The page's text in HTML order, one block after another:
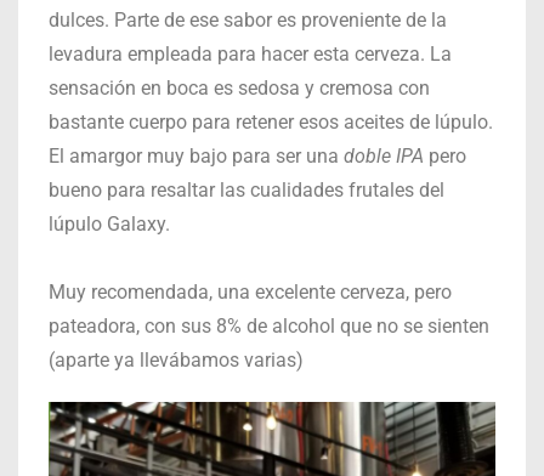
dulces. Parte de ese sabor es proveniente de la
levadura empleada para hacer esta cerveza. La
sensación en boca es sedosa y cremosa con
bastante cuerpo para retener esos aceites de lúpulo.
El amargor muy bajo para ser una doble IPA pero
bueno para resaltar las cualidades frutales del
lúpulo Galaxy.
Muy recomendada, una excelente cerveza, pero
pateadora, con sus 8% de alcohol que no se sienten
(aparte ya llevábamos varias)